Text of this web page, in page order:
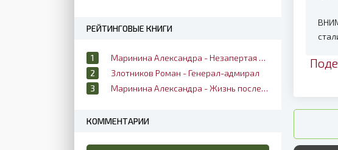
РЕЙТИНГОВЫЕ КНИГИ
Маринина Александра - Незапертая дверь
Злотников Роман - Генерал-адмирал
Маринина Александра - Жизнь после жизни
КОММЕНТАРИИ